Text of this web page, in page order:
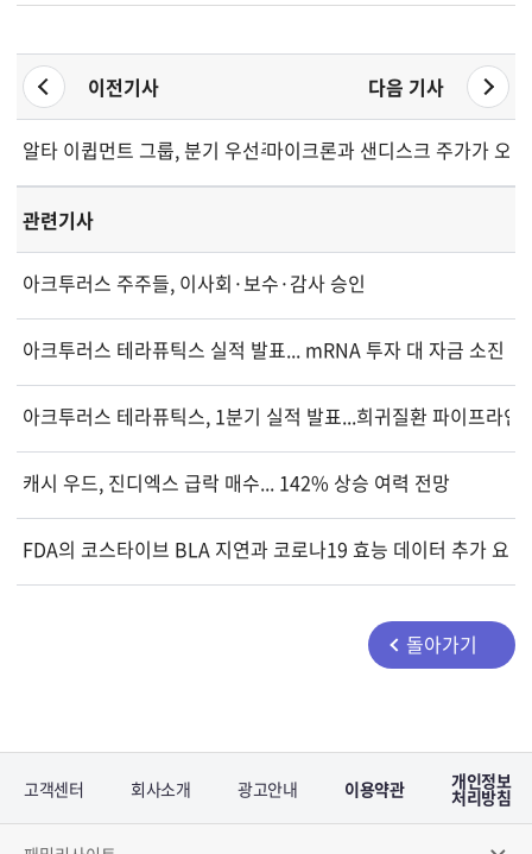
이전기사 다음 기사
알타 이큅먼트 그룹, 분기 우선주 배당 선언마이크론과 샌디스크 주가가 오
관련기사
아크투러스 주주들, 이사회·보수·감사 승인
아크투러스 테라퓨틱스 실적 발표... mRNA 투자 대 자금 소진
아크투러스 테라퓨틱스, 1분기 실적 발표...희귀질환 파이프라인
캐시 우드, 진디엑스 급락 매수... 142% 상승 여력 전망
FDA의 코스타이브 BLA 지연과 코로나19 효능 데이터 추가 요
돌아가기
고객센터 회사소개 광고안내 이용약관 개인정보
처리방침